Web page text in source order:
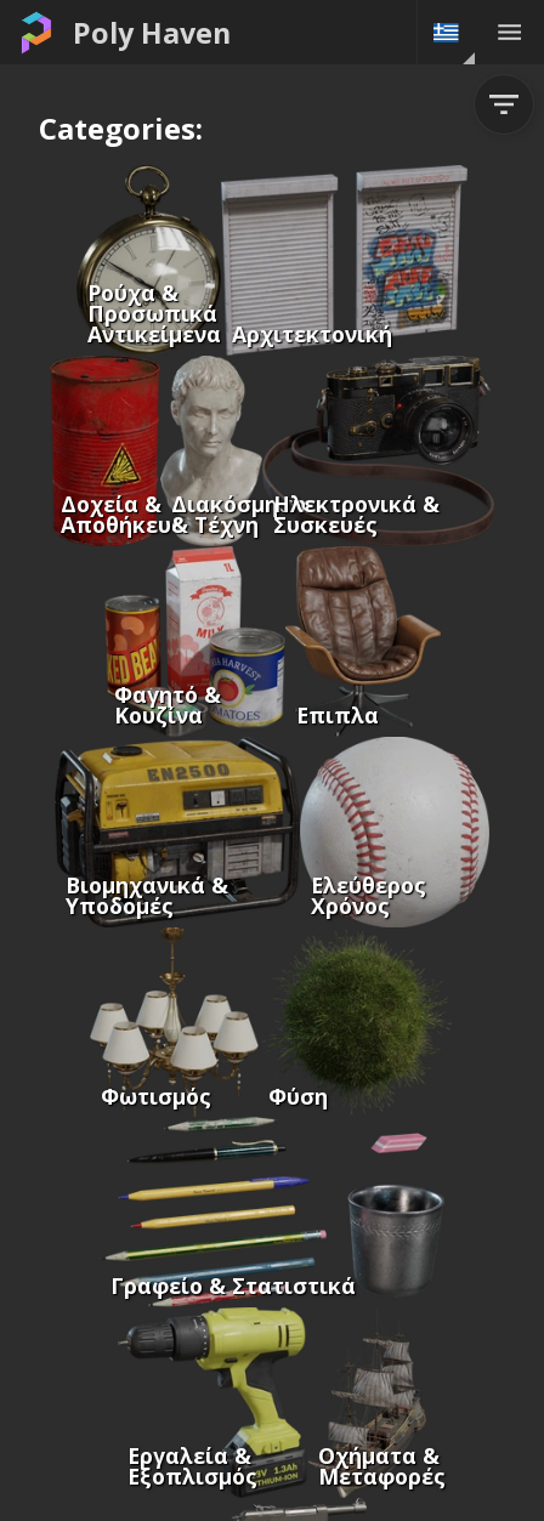
Poly Haven
Categories:
Ρούχα &
Προσωπικά
Αντικείμενα Αρχιτεκτονική
Δοχεία &
Αποθήκευση
Διακόσμηση
& Τέχνη
Ηλεκτρονικά &
Συσκευές
Φαγητό &
Κουζίνα Επιπλα
Βιομηχανικά &
Υποδομές
Ελεύθερος
Χρόνος
Φωτισμός Φύση
Γραφείο & Στατιστικά
Εργαλεία &
Εξοπλισμός
Οχήματα &
Μεταφορές